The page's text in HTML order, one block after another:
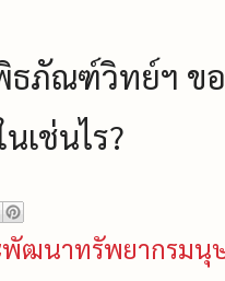
ภัณฑ์วิทย์ฯ ขอ
เช่นไร?
พัฒนาทรัพยากรมนุ